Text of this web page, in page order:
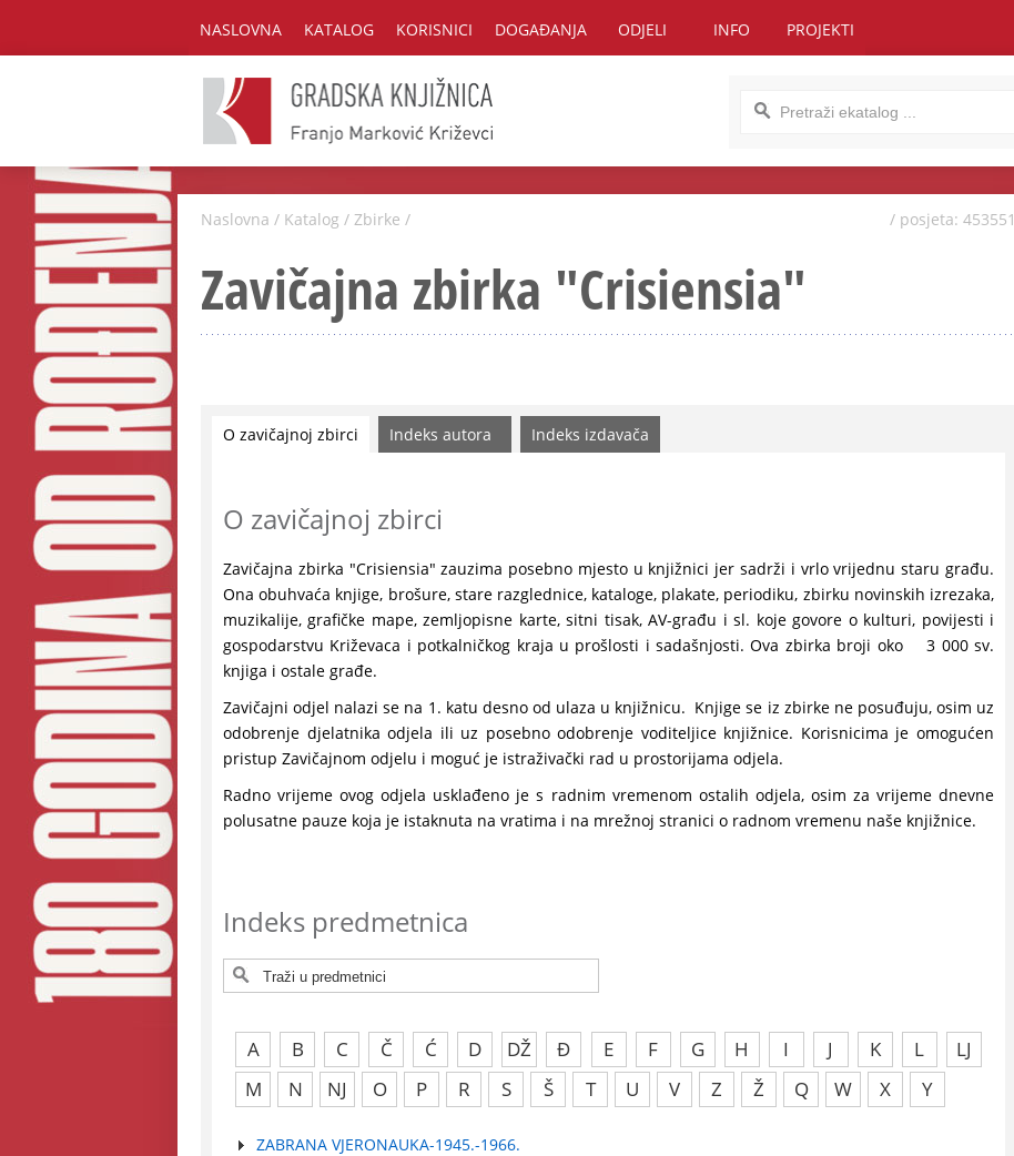
NASLOVNA KATALOG KORISNICI DOGAĐANJA ODJELI INFO PROJEKTI
Naslovna / Katalog / Zbirke / / posjeta: 453551
Zavičajna zbirka "Crisiensia"
O zavičajnoj zbirci Indeks autora Indeks izdavača
O zavičajnoj zbirci
Zavičajna zbirka "Crisiensia" zauzima posebno mjesto u knjižnici jer sadrži i vrlo vrijednu staru građu.
Ona obuhvaća knjige, brošure, stare razglednice, kataloge, plakate, periodiku, zbirku novinskih izrezaka,
muzikalije, grafičke mape, zemljopisne karte, sitni tisak, AV-građu i sl. koje govore o kulturi, povijesti i
gospodarstvu Križevaca i potkalničkog kraja u prošlosti i sadašnjosti. Ova zbirka broji oko 3 000 sv.
knjiga i ostale građe.
Zavičajni odjel nalazi se na 1. katu desno od ulaza u knjižnicu. Knjige se iz zbirke ne posuđuju, osim uz
odobrenje djelatnika odjela ili uz posebno odobrenje voditeljice knjižnice. Korisnicima je omogućen
pristup Zavičajnom odjelu i moguć je istraživački rad u prostorijama odjela.
Radno vrijeme ovog odjela usklađeno je s radnim vremenom ostalih odjela, osim za vrijeme dnevne
polusatne pauze koja je istaknuta na vratima i na mrežnoj stranici o radnom vremenu naše knjižnice.
Indeks predmetnica
A B C Č Ć D DŽ Đ E F G H I J K L
LJ
M
N NJ O P R S Š T U V Z Ž Q W X Y
ZABRANA VJERONAUKA-1945.-1966.